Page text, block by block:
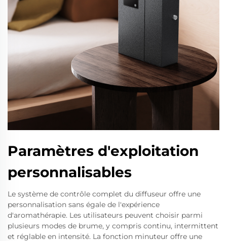
Paramètres d'exploitation
personnalisables
Le système de contrôle complet du diffuseur offre une
personnalisation sans égale de l'expérience
d'aromathérapie. Les utilisateurs peuvent choisir parmi
plusieurs modes de brume, y compris continu, intermittent
et réglable en intensité. La fonction minuteur offre une